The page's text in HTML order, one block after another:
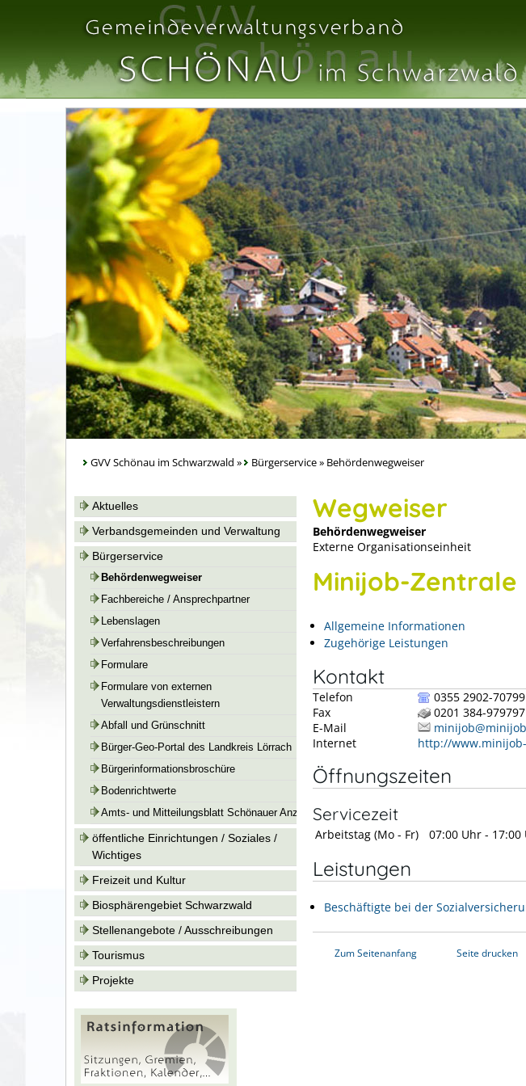
GVV Schönau im Schwarzwald » Bürgerservice» Behördenwegweiser
Aktuelles
Verbandsgemeinden und Verwaltung
Bürgerservice
Behördenwegweiser
Fachbereiche / Ansprechpartner
Lebenslagen
Verfahrensbeschreibungen
Formulare
Formulare von externen
Verwaltungsdienstleistern
Abfall und Grünschnitt
Bürger-Geo-Portal des Landkreis Lörrach
Bürgerinformationsbroschüre
Bodenrichtwerte
Amts- und Mitteilungsblatt Schönauer Anzeiger
öffentliche Einrichtungen / Soziales /
Wichtiges
Freizeit und Kultur
Biosphärengebiet Schwarzwald
Stellenangebote / Ausschreibungen
Tourismus
Projekte
Wegweiser
Behördenwegweiser
Externe Organisationseinheit
Minijob-Zentrale
Allgemeine Informationen
Zugehörige Leistungen
Kontakt
Telefon
0355 2902-70799
Fax
0201 384-979797
E-Mail
Internet
http://
Öffnungszeiten
Servicezeit
Arbeitstag (Mo - Fr) 07:00 Uhr - 17:00
Leistungen
Beschäftigte bei der
Zum Seitenanfang Seite drucken